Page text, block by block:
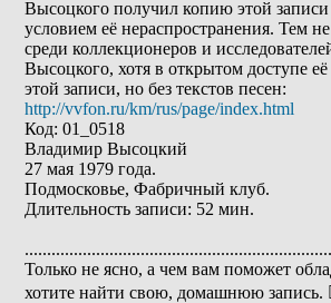
Высоцкого получил копию этой записи
условием её нераспространения. Тем
среди коллекционеров и
Высоцкого, хотя в открытом доступе
этой записи, но без текстов песен:
http://vvfon.ru/km/rus/page/index.html
Код: 01_0518
Владимир Высоцкий
27 мая 1979 года.
Подмосковье, Фабричный клуб.
Длительность записи: 52 мин.
Только не ясно, а чем вам поможет
хотите найти свою, домашнюю запись.